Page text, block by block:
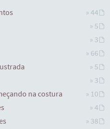
» 44
» 5
» 3
» 66
» 5
» 3
na costura
» 10
» 4
» 38